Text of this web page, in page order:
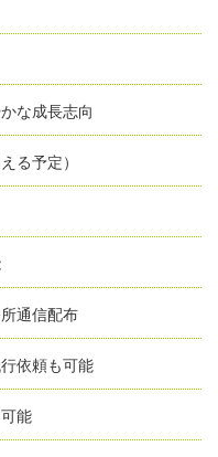
な成長志向
る予定）
通信配布
依頼も可能
能